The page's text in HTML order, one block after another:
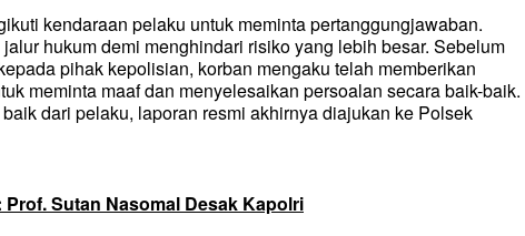
EKONOMI
kendaraan pelaku untuk meminta pertanggungjawaban.
hukum demi menghindari risiko yang lebih besar. Sebelum
pihak kepolisian, korban mengaku telah memberikan
meminta maaf dan menyelesaikan persoalan secara baik-baik.
dari pelaku, laporan resmi akhirnya diajukan ke Polsek
Prof. Sutan Nasomal Desak Kapolri